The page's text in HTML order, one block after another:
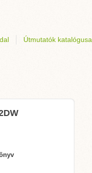
Útmutatók katalógusa